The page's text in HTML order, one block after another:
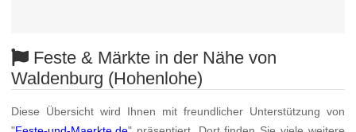
Feste & Märkte in der Nähe von
Waldenburg (Hohenlohe)
Diese Übersicht wird Ihnen mit freundlicher Unterstützung von